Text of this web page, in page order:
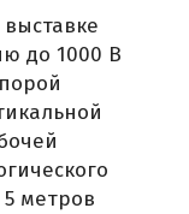
до 1000 В
метров